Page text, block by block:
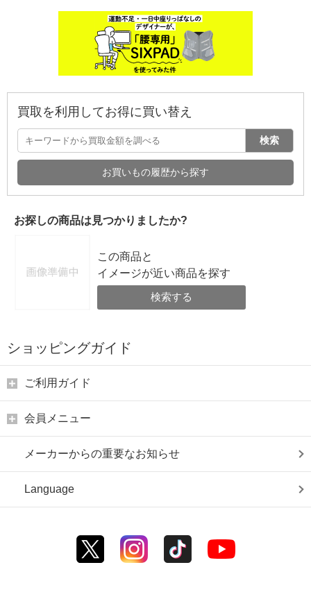
買取を利用してお得に買い替え
検索
お買いもの履歴から探す
お探しの商品は見つかりましたか?
この商品と
イメージが近い商品を探す
検索する
ショッピングガイド
ご利用ガイド
会員メニュー
メーカーからの重要なお知らせ
Language